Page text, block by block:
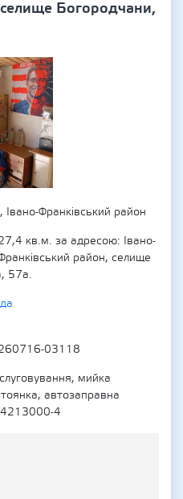
Богородчани,
Франківський район
кв.м. за адресою: Івано-
район, селище
57а.
03118
мийка
автозаправна
4